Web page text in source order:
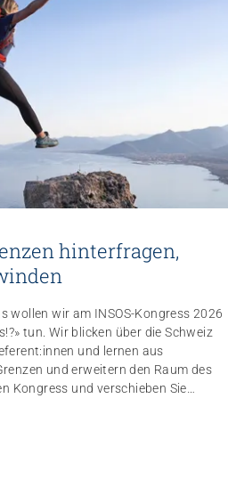
hinterfragen,
wollen wir am INSOS-Kongress 2026
tun. Wir blicken über die Schweiz
und lernen aus
und erweitern den Raum des
Kongress und verschieben Sie